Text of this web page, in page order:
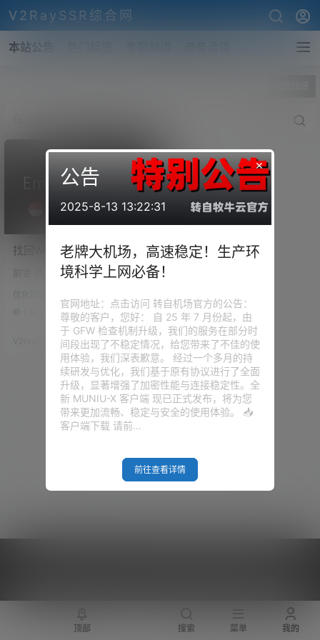
V2RaySSR综合网
本站公告
找回Windows的Emoji国旗
旗帜图案！Windows修改字
体显示Emoji图标！
前言 很少用 Window 了，最近
ndow 里面，居然不显示 Emoji
的国旗图案。 上网查了查资料，
是因为 Windows 系统字体的限
制。（估计是避免不必要的纠
纷） 也是有很多 Chrome 插件，
装上了以后能在浏览器中显示，
但是受限于系统层面，所以一些
软件里面显示也是有问题。 问题
所在 所有的国旗显示只是国家的
简称 未解决之前，所有的软件，
以及浏览器…
0
V2raySSR综合网 24年8月8日
×
公告
2025-8-13 13:22:31
老牌大机场，高速稳定！生产环
境科学上网必备！
官网地址：点击访问 转自机场官方的公告：
尊敬的客户，您好： 自 25 年 7 月份起，由
于 GFW 检查机制升级，我们的服务在部分时
间段出现了不稳定情况，给您带来了不佳的使
用体验，我们深表歉意。 经过一个多月的持
续研发与优化，我们基于原有协议进行了全面
升级，显著增强了加密性能与连接稳定性。全
新 MUNIU-X 客户端 现已正式发布，将为您
带来更加流畅、稳定与安全的使用体验。 📥
客户端下载 请前…
前往查看详情
顶部 搜索 菜单 我的